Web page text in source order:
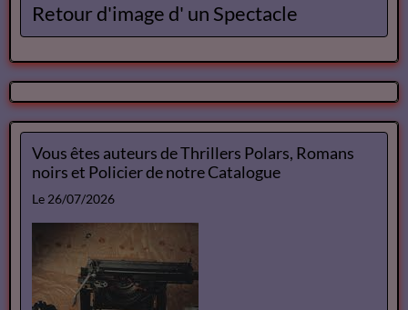
Retour d'image d' un Spectacle
Vous êtes auteurs de Thrillers Polars, Romans
noirs et Policier de notre Catalogue
Le 26/07/2026